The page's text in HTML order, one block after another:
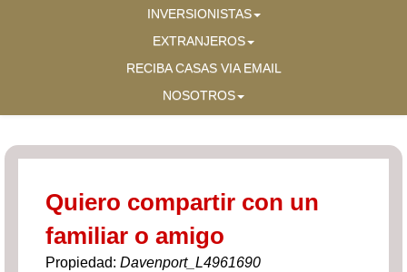
INVERSIONISTAS
EXTRANJEROS
RECIBA CASAS VIA EMAIL
NOSOTROS
Quiero compartir con un
familiar o amigo
Propiedad: Davenport_L4961690